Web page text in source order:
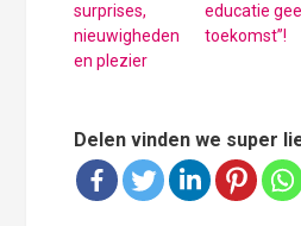
surprises,
nieuwigheden
en plezier
educatie
toekomst”!
Delen vinden we super